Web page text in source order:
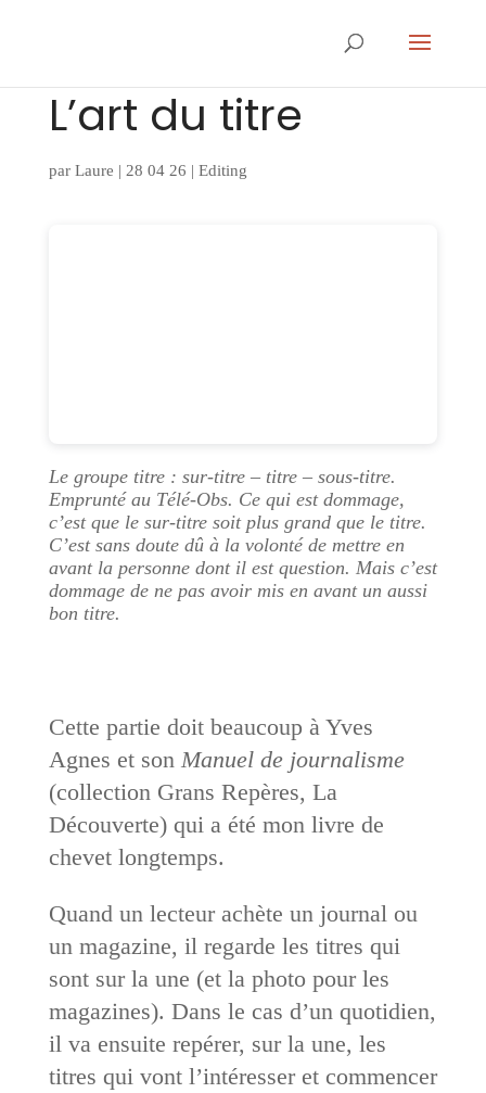
L’art du titre
par Laure | 28 04 26 | Editing
Le groupe titre : sur-titre – titre – sous-titre.
Emprunté au Télé-Obs. Ce qui est dommage,
c’est que le sur-titre soit plus grand que le titre.
C’est sans doute dû à la volonté de mettre en
avant la personne dont il est question. Mais c’est
dommage de ne pas avoir mis en avant un aussi
bon titre.
Cette partie doit beaucoup à Yves
Agnes et son Manuel de journalisme
(collection Grans Repères, La
Découverte) qui a été mon livre de
chevet longtemps.
Quand un lecteur achète un journal ou
un magazine, il regarde les titres qui
sont sur la une (et la photo pour les
magazines). Dans le cas d’un quotidien,
il va ensuite repérer, sur la une, les
titres qui vont l’intéresser et commencer